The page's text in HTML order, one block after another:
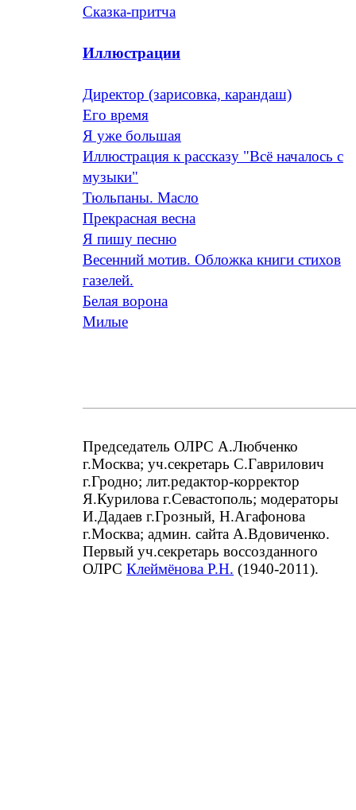
Сказка-притча
Иллюстрации
Директор (зарисовка, карандаш)
Его время
Я уже большая
Иллюстрация к рассказу "Всё началось с
музыки"
Тюльпаны. Масло
Прекрасная весна
Я пишу песню
Весенний мотив. Обложка книги стихов
газелей.
Белая ворона
Милые
Председатель ОЛРС А.Любченко
г.Москва; уч.секретарь С.Гаврилович
г.Гродно; лит.редактор-корректор
Я.Курилова г.Севастополь; модераторы
И.Дадаев г.Грозный, Н.Агафонова
г.Москва; админ. сайта А.Вдовиченко.
Первый уч.секретарь воссозданного
ОЛРС Клеймёнова Р.Н. (1940-2011).